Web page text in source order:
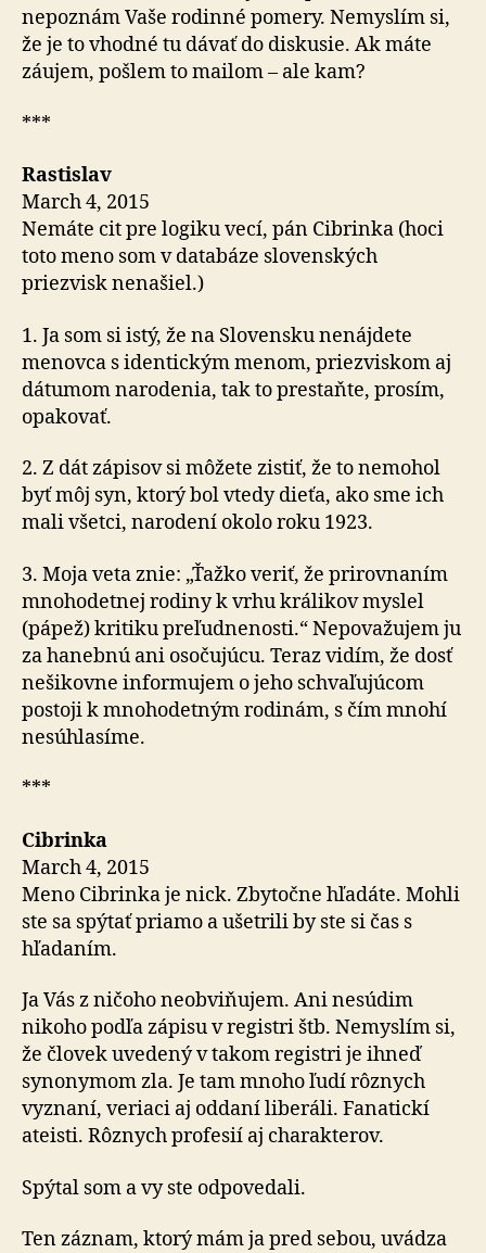
nepoznám Vaše rodinné pomery. Nemyslím si,
že je to vhodné tu dávať do diskusie. Ak máte
záujem, pošlem to mailom – ale kam?
***
Rastislav
March 4, 2015
Nemáte cit pre logiku vecí, pán Cibrinka (hoci
toto meno som v databáze slovenských
priezvisk nenašiel.)
1. Ja som si istý, že na Slovensku nenájdete
menovca s identickým menom, priezviskom aj
dátumom narodenia, tak to prestaňte, prosím,
opakovať.
2. Z dát zápisov si môžete zistiť, že to nemohol
byť môj syn, ktorý bol vtedy dieťa, ako sme ich
mali všetci, narodení okolo roku 1923.
3. Moja veta znie: „Ťažko veriť, že prirovnaním
mnohodetnej rodiny k vrhu králikov myslel
(pápež) kritiku preľudnenosti.“ Nepovažujem ju
za hanebnú ani osočujúcu. Teraz vidím, že dosť
nešikovne informujem o jeho schvaľujúcom
postoji k mnohodetným rodinám, s čím mnohí
nesúhlasíme.
***
Cibrinka
March 4, 2015
Meno Cibrinka je nick. Zbytočne hľadáte. Mohli
ste sa spýtať priamo a ušetrili by ste si čas s
hľadaním.
Ja Vás z ničoho neobviňujem. Ani nesúdim
nikoho podľa zápisu v registri štb. Nemyslím si,
že človek uvedený v takom registri je ihneď
synonymom zla. Je tam mnoho ľudí rôznych
vyznaní, veriaci aj oddaní liberáli. Fanatickí
ateisti. Rôznych profesií aj charakterov.
Spýtal som a vy ste odpovedali.
Ten záznam, ktorý mám ja pred sebou, uvádza